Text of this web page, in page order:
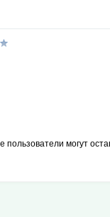
могут